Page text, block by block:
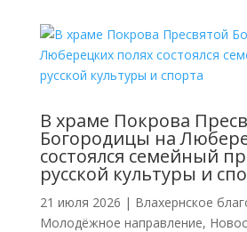
В храме Покрова
Богородицы на
состоялся семейный
русской культуры и
21 июля 2026 | Влахернское
Молодёжное направление,